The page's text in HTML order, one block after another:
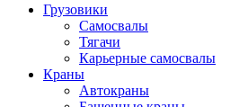
Грузовики
Самосвалы
Тягачи
Карьерные самосвалы
Краны
Автокраны